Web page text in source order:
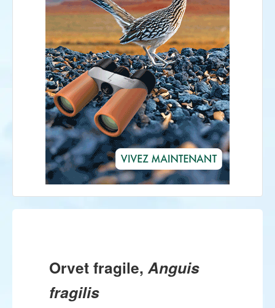
Orvet fragile, Anguis
fragilis